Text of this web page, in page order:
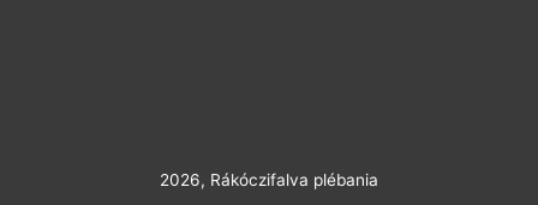
2026, Rákóczifalva plébania